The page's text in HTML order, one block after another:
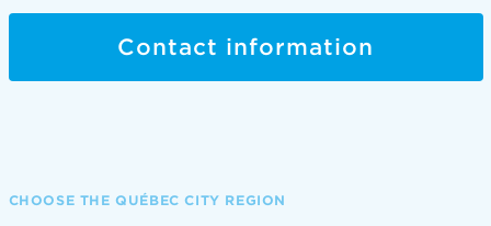
COMPANY
Contact information
CHOOSE THE QUÉBEC CITY REGION